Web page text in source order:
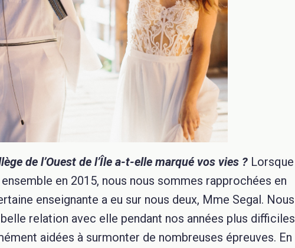
de l’Ouest de l’Île a-t-elle marqué vos vies ? Lorsque
en 2015, nous nous sommes rapprochées en
enseignante a eu sur nous deux, Mme Segal. Nous
relation avec elle pendant nos années plus difficiles
aidées à surmonter de nombreuses épreuves. En